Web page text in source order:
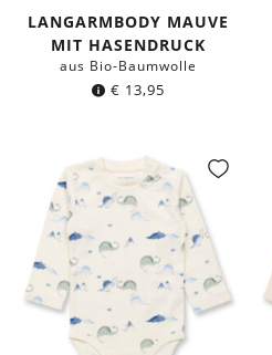
LANGARMBODY MAUVE
MIT HASENDRUCK
aus Bio-Baumwolle
€ 13,95